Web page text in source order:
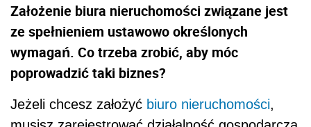
Założenie biura nieruchomości związane jest
ze spełnieniem ustawowo określonych
wymagań. Co trzeba zrobić, aby móc
poprowadzić taki biznes?
Jeżeli chcesz założyć biuro nieruchomości,